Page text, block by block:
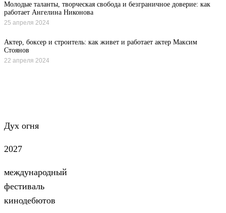
Молодые таланты, творческая свобода и безграничное доверие: как
работает Ангелина Никонова
25 апреля 2024
Актер, боксер и строитель: как живет и работает актер Максим
Стоянов
22 апреля 2024
Дух огня
2027
международный
фестиваль
кинодебютов